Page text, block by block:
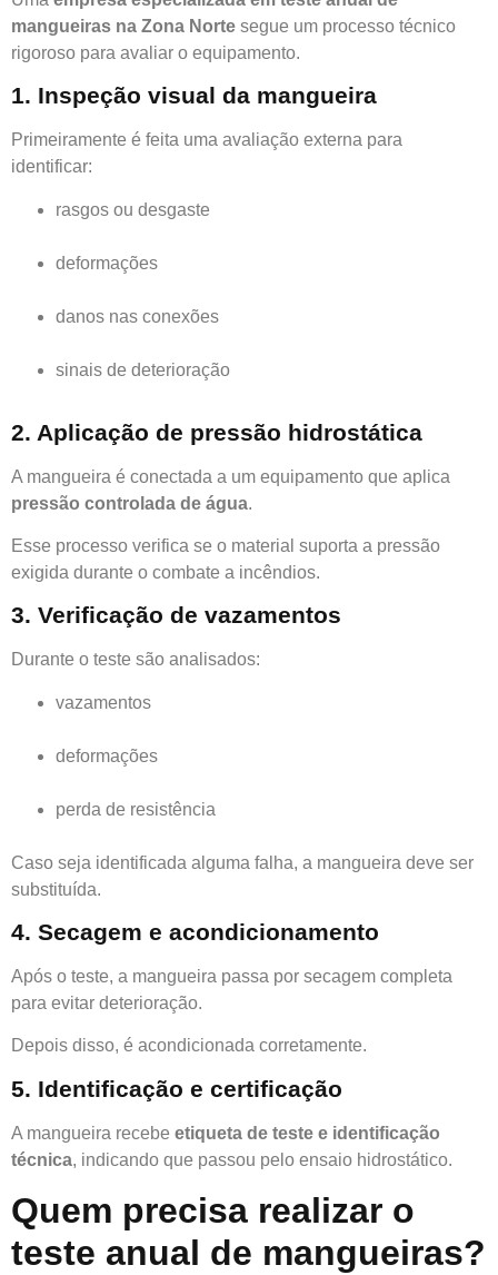
mangueiras na Zona Norte segue um processo técnico
rigoroso para avaliar o equipamento.
1. Inspeção visual da mangueira
Primeiramente é feita uma avaliação externa para
identificar:
rasgos ou desgaste
deformações
danos nas conexões
sinais de deterioração
2. Aplicação de pressão hidrostática
A mangueira é conectada a um equipamento que aplica
pressão controlada de água.
Esse processo verifica se o material suporta a pressão
exigida durante o combate a incêndios.
3. Verificação de vazamentos
Durante o teste são analisados:
vazamentos
deformações
perda de resistência
Caso seja identificada alguma falha, a mangueira deve ser
substituída.
4. Secagem e acondicionamento
Após o teste, a mangueira passa por secagem completa
para evitar deterioração.
Depois disso, é acondicionada corretamente.
5. Identificação e certificação
A mangueira recebe etiqueta de teste e identificação
técnica, indicando que passou pelo ensaio hidrostático.
Quem precisa realizar o
teste anual de mangueiras?